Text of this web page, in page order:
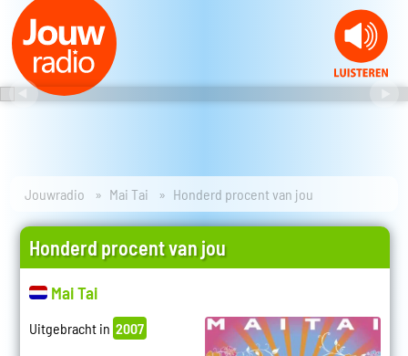
Jouwradio Mai Tai Honderd procent van jou
Honderd procent van jou
Mai Tai
Uitgebracht in 2007